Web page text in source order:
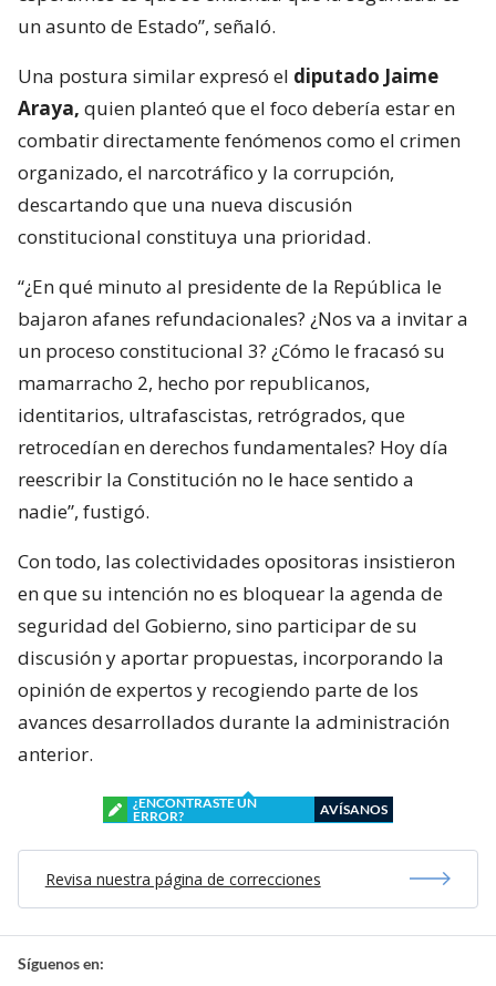
un asunto de Estado”, señaló.
Una postura similar expresó el diputado Jaime
Araya, quien planteó que el foco debería estar en
combatir directamente fenómenos como el crimen
organizado, el narcotráfico y la corrupción,
descartando que una nueva discusión
constitucional constituya una prioridad.
“¿En qué minuto al presidente de la República le
bajaron afanes refundacionales? ¿Nos va a invitar a
un proceso constitucional 3? ¿Cómo le fracasó su
mamarracho 2, hecho por republicanos,
identitarios, ultrafascistas, retrógrados, que
retrocedían en derechos fundamentales? Hoy día
reescribir la Constitución no le hace sentido a
nadie”, fustigó.
Con todo, las colectividades opositoras insistieron
en que su intención no es bloquear la agenda de
seguridad del Gobierno, sino participar de su
discusión y aportar propuestas, incorporando la
opinión de expertos y recogiendo parte de los
avances desarrollados durante la administración
anterior.
¿ENCONTRASTE UN
ERROR?
AVÍSANOS
Revisa nuestra página de correcciones
Síguenos en: